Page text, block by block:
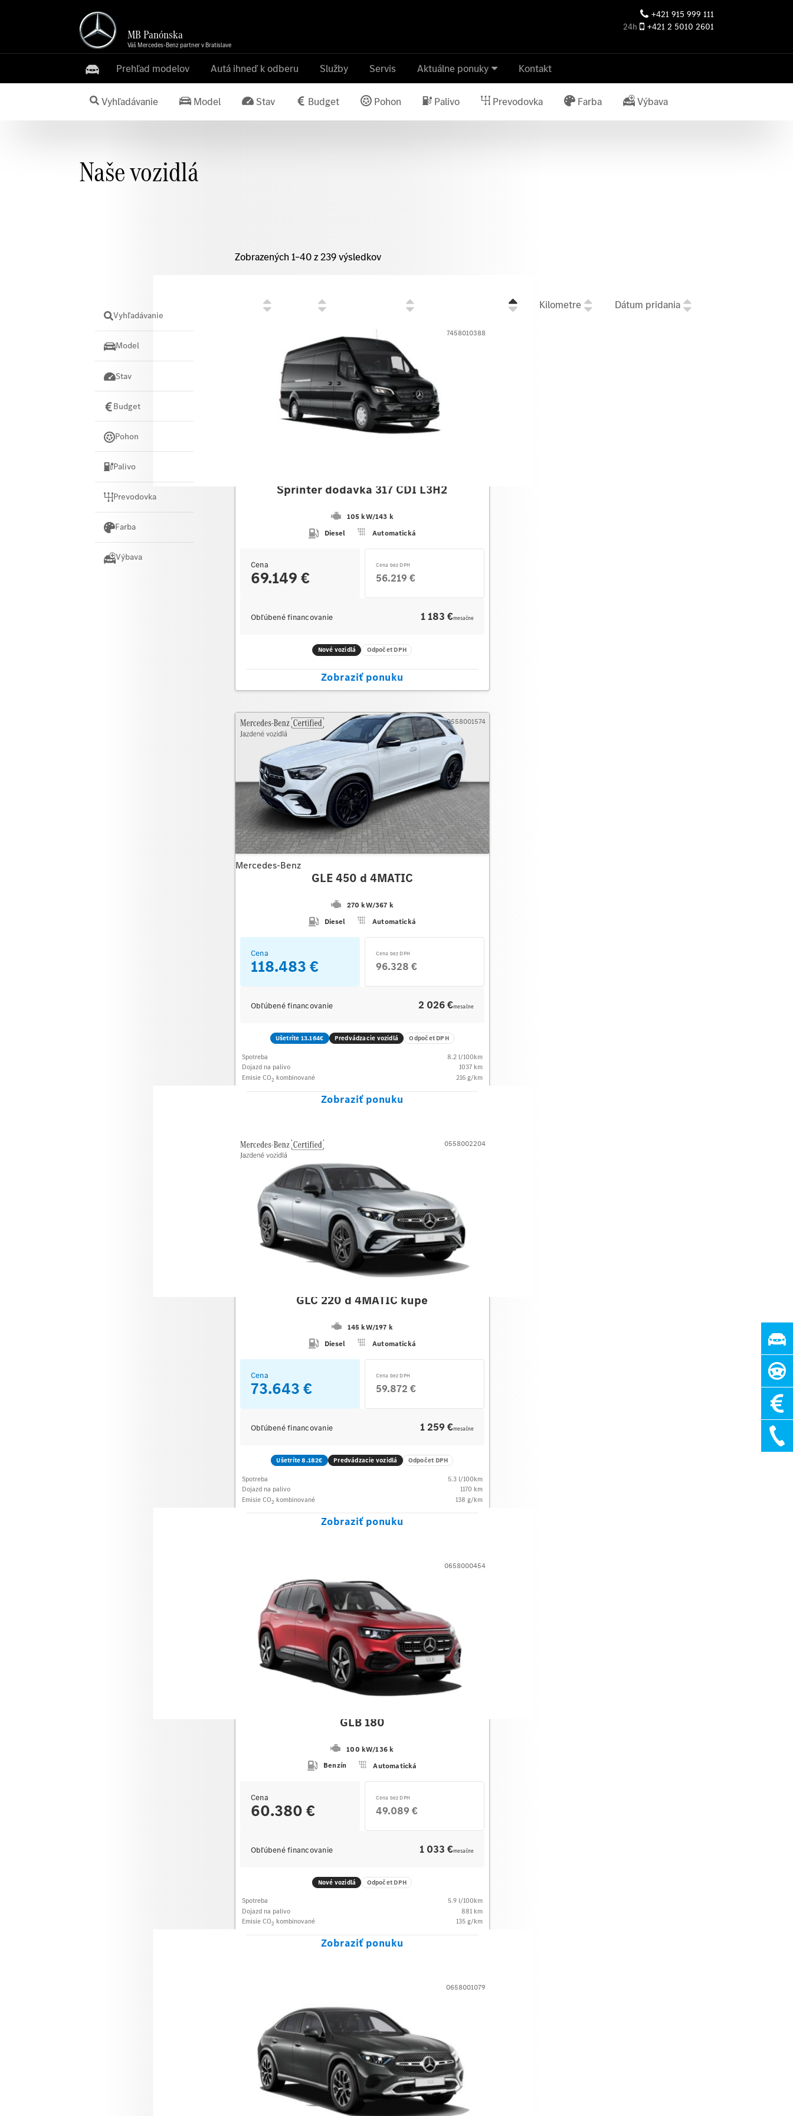
MB Panónska
Váš Mercedes-Benz partner v Bratislave
+421 915 999 111
24h
+421 2 5010 2601
Prehľad modelov Autá ihneď k odberu Služby Servis Aktuálne ponuky Kontakt
Vyhľadávanie Model Stav Budget Pohon Palivo Prevodovka Farba Výbava
Naše vozidlá
Zobrazených 1–40 z 239 výsledkov
Kilometre Dátum pridania
Sprinter dodávka 317 CDI L3H2
105 kW/143 k
Diesel
Automatická
7458010388
Cena
69.149 €
Cena bez DPH
56.219 €
Obľúbené financovanie 1 183 €mesačne
Nové vozidlá Odpočet DPH
Zobraziť ponuku
Mercedes-Benz
GLE 450 d 4MATIC
270 kW/367 k
Diesel
Automatická
0558001574
Cena
118.483 €
Cena bez DPH
96.328 €
Obľúbené financovanie 2 026 €mesačne
Ušetríte 13.164€ Predvádzacie vozidlá Odpočet DPH
Spotreba 8.2 l/100km
Dojazd na palivo
1037 km
Emisie CO2 kombinované 216 g/km
Zobraziť ponuku
GLC 220 d 4MATIC kupé
145 kW/197 k
Diesel
Automatická
0558002204
Cena
73.643 €
Cena bez DPH
59.872 €
Obľúbené financovanie 1 259 €mesačne
Ušetríte 8.182€ Predvádzacie vozidlá Odpočet DPH
Spotreba 5.3 l/100km
Dojazd na palivo
1170 km
Emisie CO2 kombinované 138 g/km
Zobraziť ponuku
GLB 180
100 kW/136 k
Benzín
Automatická
0658000454
Cena
60.380 €
Cena bez DPH
49.089 €
Obľúbené financovanie 1 033 €mesačne
Nové vozidlá Odpočet DPH
Spotreba 5.9 l/100km
Dojazd na palivo
881 km
Emisie CO2 kombinované 135 g/km
Zobraziť ponuku
0658001079
Vyhľadávanie
Model
Stav
Budget
Pohon
Palivo
Prevodovka
Farba
Výbava